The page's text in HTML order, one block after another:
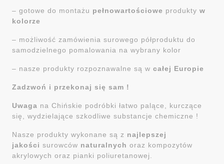
– gotowe do montażu pełnowartościowe produkty w
kolorze
– możliwość zamówienia surowego półproduktu do
samodzielnego pomalowania na wybrany kolor
– nasze produkty rozpoznawalne są w całej Europie
Zadzwoń i przekonaj się sam !
Uwaga na Chińskie podróbki łatwo palące, kurczące
się, wydzielające szkodliwe substancje chemiczne !
Nasze produkty wykonane są z najlepszej
jakości surowców naturalnych oraz kompozytów
akrylowych oraz pianki poliuretanowej.